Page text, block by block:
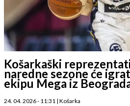
Košarkaški
naredne sezone će
ekipu Mega iz
24. 04. 2026 - 11:31 | Košarka